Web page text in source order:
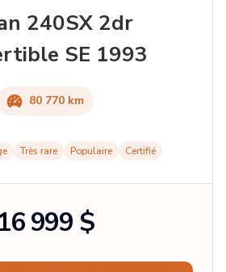
240SX 2dr
SE 1993
80 770 km
Très rare Populaire Certifié
999 $